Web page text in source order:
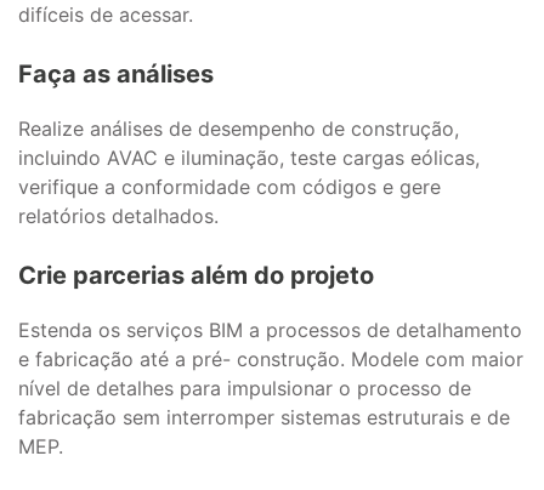
difíceis de acessar.
Faça as análises
Realize análises de desempenho de construção,
incluindo AVAC e iluminação, teste cargas eólicas,
verifique a conformidade com códigos e gere
relatórios detalhados.
Crie parcerias além do projeto
Estenda os serviços BIM a processos de detalhamento
e fabricação até a pré- construção. Modele com maior
nível de detalhes para impulsionar o processo de
fabricação sem interromper sistemas estruturais e de
MEP.